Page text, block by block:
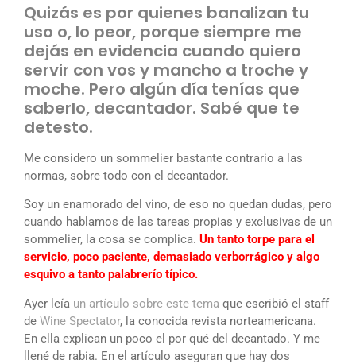
Quizás es por quienes banalizan tu
uso o, lo peor, porque siempre me
dejás en evidencia cuando quiero
servir con vos y mancho a troche y
moche. Pero algún día tenías que
saberlo, decantador. Sabé que te
detesto.
Me considero un sommelier bastante contrario a las
normas, sobre todo con el decantador.
Soy un enamorado del vino, de eso no quedan dudas, pero
cuando hablamos de las tareas propias y exclusivas de un
sommelier, la cosa se complica. Un tanto torpe para el
servicio, poco paciente, demasiado verborrágico y algo
esquivo a tanto palabrerío típico.
Ayer leía un artículo sobre este tema que escribió el staff
de Wine Spectator, la conocida revista norteamericana.
En ella explican un poco el por qué del decantado. Y me
llené de rabia. En el artículo aseguran que hay dos